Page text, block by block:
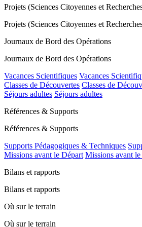
Projets (Sciences Citoyennes et
Projets (Sciences Citoyennes et
Journaux de Bord des Opérations
Journaux de Bord des Opérations
Vacances Scientifiques Vacances
Classes de Découvertes Classes de
Séjours adultes Séjours adultes
Références & Supports
Références & Supports
Supports Pédagogiques & Techniques
Missions avant le Départ Missions avant
Bilans et rapports
Bilans et rapports
Où sur le terrain
Où sur le terrain